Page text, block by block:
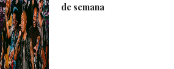
de semana